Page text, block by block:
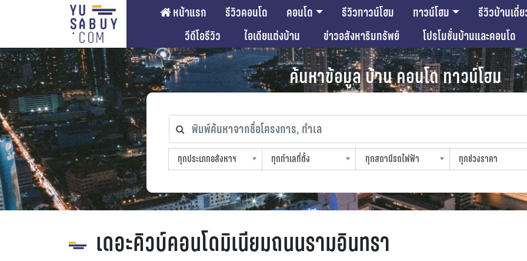
หน้าแรก รีวิวคอนโด คอนโด รีวิวทาวน์โฮม ทาวน์โฮม รีวิวบ้านเดี่
วีดีโอรีวิว
ไอเดียแต่งบ้าน ข่าวอสังหาริมทรัพย์ โปรโมชั่นบ้านและคอนโด
ค้นหาข้อมูล บ้าน คอนโด ทาวน์โฮม
พิมพ์ค้นหาจากชื่อโครงการ, ทำเล
ทุกประเภทอสังหาฯ
ทุกประเภทอสังหาฯ
ทุกทำเลที่ตั้ง
ทุกทำเลที่ตั้ง
ทุกสถานีรถไฟฟ้า
ทุกสถานีรถไฟฟ้า
ทุกช่วงราคา
ทุกช่วงราคา
เดอะคิวบ์คอนโดมิเนียมถนนรามอินทรา